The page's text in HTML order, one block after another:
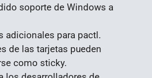
soporte de Windows a
adicionales para pactl.
de las tarjetas pueden
como sticky.